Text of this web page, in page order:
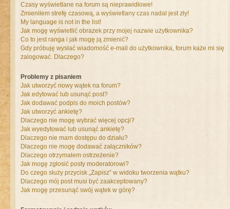
Czasy wyświetlane na forum są nieprawidłowe!
Zmieniłem strefę czasową, a wyświetlany czas nadal jest zły!
My language is not in the list!
Jak mogę wyświetlić obrazek przy mojej nazwie użytkownika?
Co to jest ranga i jak mogę ją zmienić?
Gdy próbuję wysłać wiadomość e-mail do użytkownika, forum każe mi się
zalogować. Dlaczego?
Problemy z pisaniem
Jak utworzyć nowy wątek na forum?
Jak edytować lub usunąć post?
Jak dodawać podpis do moich postów?
Jak utworzyć ankietę?
Dlaczego nie mogę wybrać więcej opcji?
Jak wyedytować lub usunąć ankietę?
Dlaczego nie mam dostępu do działu?
Dlaczego nie mogę dodawać załączników?
Dlaczego otrzymałem ostrzeżenie?
Jak mogę zgłosić posty moderatorowi?
Do czego służy przycisk „Zapisz” w widoku tworzenia wątku?
Dlaczego mój post musi być zaakceptowany?
Jak mogę przesunąć swój wątek w górę?